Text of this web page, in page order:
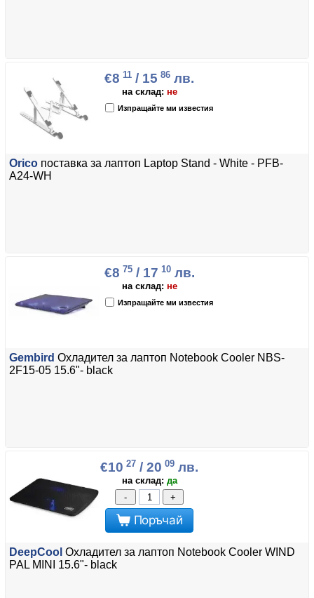
€8 11 / 15 86 лв.
на склад: не
Изпращайте ми известия
Orico поставка за лаптоп Laptop Stand - White - PFB-
A24-WH
€8 75/ 17 10лв.
на склад: не
Изпращайте ми известия
Gembird Охладител за лаптоп Notebook Cooler NBS-
2F15-05 15.6"- black
€10 27 / 20 09 лв.
на склад: да
-
+
Поръчай
DeepCool Охладител за лаптоп Notebook Cooler WIND
PAL MINI 15.6"- black